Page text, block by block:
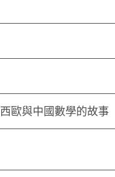
歐與中國數學的故事